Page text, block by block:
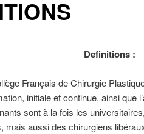
Definitions :
Français de Chirurgie
initiale et continue, ainsi que
sont à la fois les
mais aussi des chirurgiens